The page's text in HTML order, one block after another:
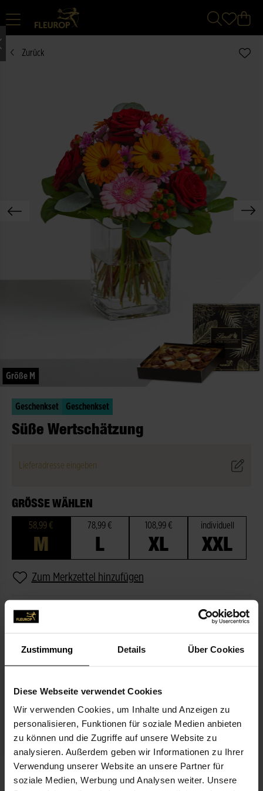
Zustimmung Details Über Cookies
Diese Webseite verwendet Cookies
Wir verwenden Cookies, um Inhalte und Anzeigen zu
personalisieren, Funktionen für soziale Medien anbieten
zu können und die Zugriffe auf unsere Website zu
analysieren. Außerdem geben wir Informationen zu Ihrer
Verwendung unserer Website an unsere Partner für
soziale Medien, Werbung und Analysen weiter. Unsere
Zurück
Größe M
Geschenkset Geschenkset
Süße Wertschätzung
Lieferadresse eingeben
GRÖSSE WÄHLEN
58,99 €
M
78,99 €
L
108,99 €
XL
individuell
XXL
Zum Merkzettel hinzufügen
BESCHREIBUNG
PASSEND ZUM BLUMENGRUSS
Orange Gerbera
3,99 €